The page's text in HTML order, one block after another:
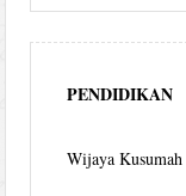
PENDIDIKAN
Wijaya Kusumah